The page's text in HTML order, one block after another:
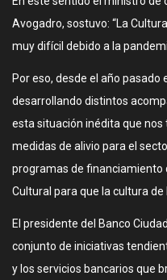
Avogadro, sostuvo: “La
muy difícil debido a la
Por eso, desde el año
desarrollando distintos
esta situación inédita que nos
medidas de alivio para el
programas de financiamiento
Cultural para que la cultura de
El presidente del Banco
conjunto de iniciativas
y los servicios bancarios que